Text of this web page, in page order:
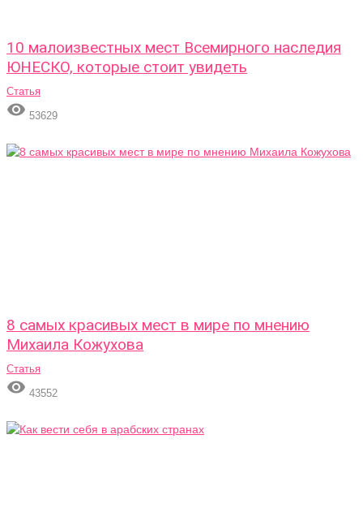
10 малоизвестных мест Всемирного наследия
ЮНЕСКО, которые стоит увидеть
Статья
 53629
8 самых красивых мест в мире по мнению
Михаила Кожухова
Статья
 43552